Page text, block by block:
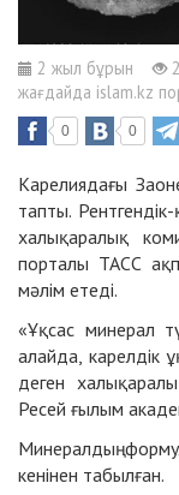
2 жыл бұрын
жағдайда islam.kz
0 0
Карелиядағы
тапты.
халықаралық
порталы ТАСС
мәлім етеді.
«Ұқсас минерал
алайда, карелдік
деген
Ресей ғылым
Минералдың
кенінен табылған.